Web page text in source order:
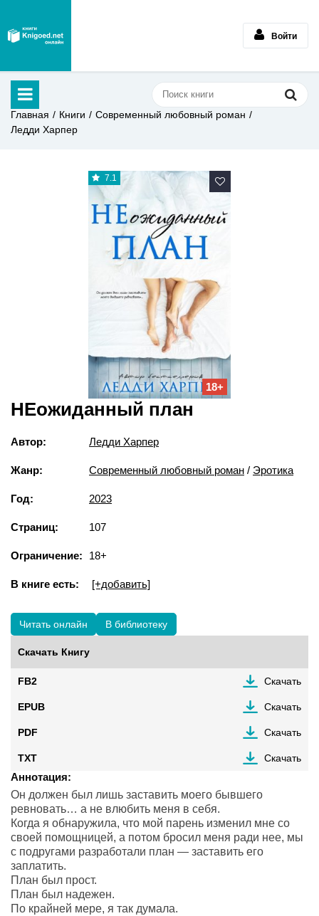
Войти
Главная Книги
Современный любовный роман
Ледди Харпер
7.1
18+
НЕожиданный план
Автор: Ледди Харпер
Жанр: Современный любовный роман / Эротика
Год: 2023
Страниц: 107
Ограничение: 18+
В книге есть: [+добавить]
Читать онлайн В библиотеку
Скачать Книгу
FB2 Скачать
EPUB Скачать
PDF Скачать
TXT Скачать
Аннотация:
Он должен был лишь заставить моего бывшего
ревновать… а не влюбить меня в себя.
Когда я обнаружила, что мой парень изменил мне со
своей помощницей, а потом бросил меня ради нее, мы
с подругами разработали план — заставить его
заплатить.
План был прост.
План был надежен.
По крайней мере, я так думала.